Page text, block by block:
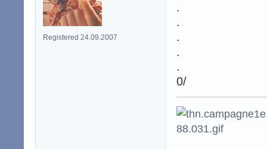
Registered 24.09.2007
.
.
.
.
.
0/